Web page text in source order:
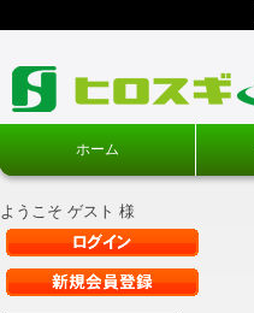
ホーム
ようこそ ゲスト 様